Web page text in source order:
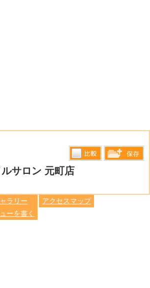
サロン 元町店比較す
ラリー
アクセスマップ
ーを書く